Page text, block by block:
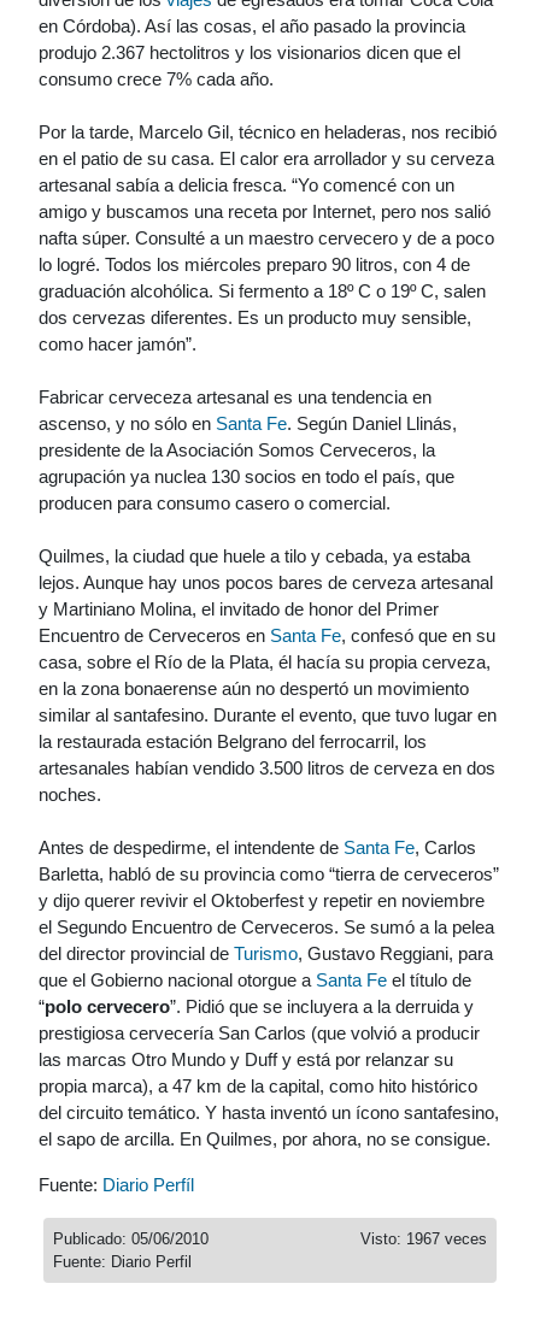
en Córdoba). Así las cosas, el año pasado la provincia
produjo 2.367 hectolitros y los visionarios dicen que el
consumo crece 7% cada año.
Por la tarde, Marcelo Gil, técnico en heladeras, nos recibió
en el patio de su casa. El calor era arrollador y su cerveza
artesanal sabía a delicia fresca. “Yo comencé con un
amigo y buscamos una receta por Internet, pero nos salió
nafta súper. Consulté a un maestro cervecero y de a poco
lo logré. Todos los miércoles preparo 90 litros, con 4 de
graduación alcohólica. Si fermento a 18º C o 19º C, salen
dos cervezas diferentes. Es un producto muy sensible,
como hacer jamón”.
Fabricar cerveceza artesanal es una tendencia en
ascenso, y no sólo en Santa Fe. Según Daniel Llinás,
presidente de la Asociación Somos Cerveceros, la
agrupación ya nuclea 130 socios en todo el país, que
producen para consumo casero o comercial.
Quilmes, la ciudad que huele a tilo y cebada, ya estaba
lejos. Aunque hay unos pocos bares de cerveza artesanal
y Martiniano Molina, el invitado de honor del Primer
Encuentro de Cerveceros en Santa Fe, confesó que en su
casa, sobre el Río de la Plata, él hacía su propia cerveza,
en la zona bonaerense aún no despertó un movimiento
similar al santafesino. Durante el evento, que tuvo lugar en
la restaurada estación Belgrano del ferrocarril, los
artesanales habían vendido 3.500 litros de cerveza en dos
noches.
Antes de despedirme, el intendente de Santa Fe, Carlos
Barletta, habló de su provincia como “tierra de cerveceros”
y dijo querer revivir el Oktoberfest y repetir en noviembre
el Segundo Encuentro de Cerveceros. Se sumó a la pelea
del director provincial de Turismo, Gustavo Reggiani, para
que el Gobierno nacional otorgue a Santa Fe el título de
“polo cervecero”. Pidió que se incluyera a la derruida y
prestigiosa cervecería San Carlos (que volvió a producir
las marcas Otro Mundo y Duff y está por relanzar su
propia marca), a 47 km de la capital, como hito histórico
del circuito temático. Y hasta inventó un ícono santafesino,
el sapo de arcilla. En Quilmes, por ahora, no se consigue.
Fuente: Diario Perfíl
Visto: 1967 veces
Publicado: 05/06/2010
Fuente: Diario Perfil